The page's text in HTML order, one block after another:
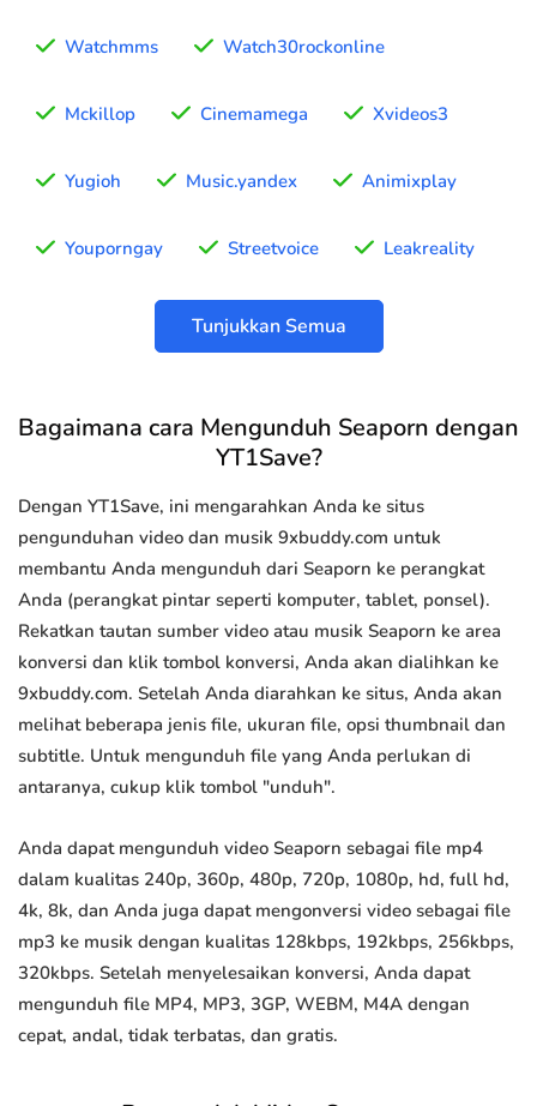
Watchmms Watch30rockonline
Mckillop Cinemamega Xvideos3
Yugioh Music.yandex Animixplay
Youporngay Streetvoice Leakreality
Tunjukkan Semua
Bagaimana cara Mengunduh Seaporn dengan
YT1Save?
Dengan YT1Save, ini mengarahkan Anda ke situs
pengunduhan video dan musik 9xbuddy.com untuk
membantu Anda mengunduh dari Seaporn ke perangkat
Anda (perangkat pintar seperti komputer, tablet, ponsel).
Rekatkan tautan sumber video atau musik Seaporn ke area
konversi dan klik tombol konversi, Anda akan dialihkan ke
9xbuddy.com. Setelah Anda diarahkan ke situs, Anda akan
melihat beberapa jenis file, ukuran file, opsi thumbnail dan
subtitle. Untuk mengunduh file yang Anda perlukan di
antaranya, cukup klik tombol "unduh".
Anda dapat mengunduh video Seaporn sebagai file mp4
dalam kualitas 240p, 360p, 480p, 720p, 1080p, hd, full hd,
4k, 8k, dan Anda juga dapat mengonversi video sebagai file
mp3 ke musik dengan kualitas 128kbps, 192kbps, 256kbps,
320kbps. Setelah menyelesaikan konversi, Anda dapat
mengunduh file MP4, MP3, 3GP, WEBM, M4A dengan
cepat, andal, tidak terbatas, dan gratis.